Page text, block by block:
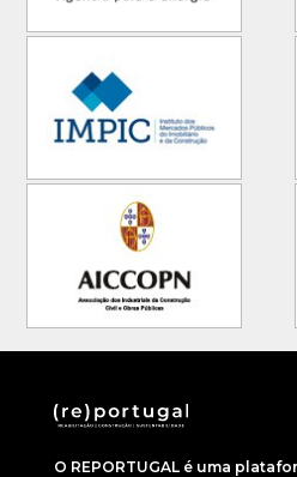
O REPORTUGAL é uma